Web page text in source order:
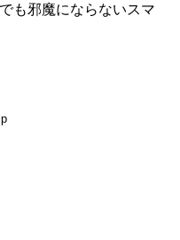
も邪魔にならないスマ